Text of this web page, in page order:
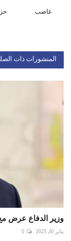
غاضب
المنشورات ذات
وزير الدفاع عرض
يناير 30, 2025 0